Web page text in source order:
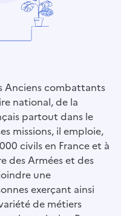
Anciens combattants
national, de la
partout dans le
missions, il emploie,
civils en France et à
des Armées et des
une
exerçant ainsi
de métiers